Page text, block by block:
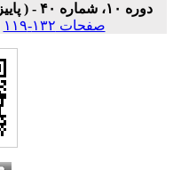
دوره ۱۰، شماره ۴۰ - ( پاییز ۱۴۰۱ )
صفحات ۱۳۲-۱۱۹
|